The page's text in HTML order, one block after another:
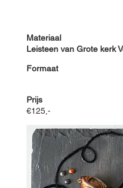
Materiaal
Leisteen van Grote kerk
Formaat
Prijs
€125,-